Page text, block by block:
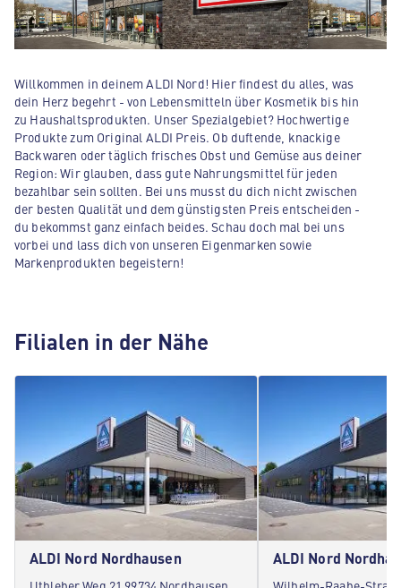
Willkommen in deinem ALDI Nord! Hier findest du alles, was
dein Herz begehrt - von Lebensmitteln über Kosmetik bis hin
zu Haushaltsprodukten. Unser Spezialgebiet? Hochwertige
Produkte zum Original ALDI Preis. Ob duftende, knackige
Backwaren oder täglich frisches Obst und Gemüse aus deiner
Region: Wir glauben, dass gute Nahrungsmittel für jeden
bezahlbar sein sollten. Bei uns musst du dich nicht zwischen
der besten Qualität und dem günstigsten Preis entscheiden -
du bekommst ganz einfach beides. Schau doch mal bei uns
vorbei und lass dich von unseren Eigenmarken sowie
Markenprodukten begeistern!
Filialen in der Nähe
ALDI Nord Nordhausen ALDI Nord